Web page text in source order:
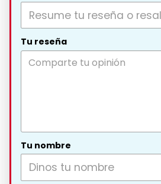
Tu reseña
Tu nombre